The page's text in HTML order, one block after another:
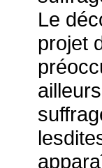
Le
projet